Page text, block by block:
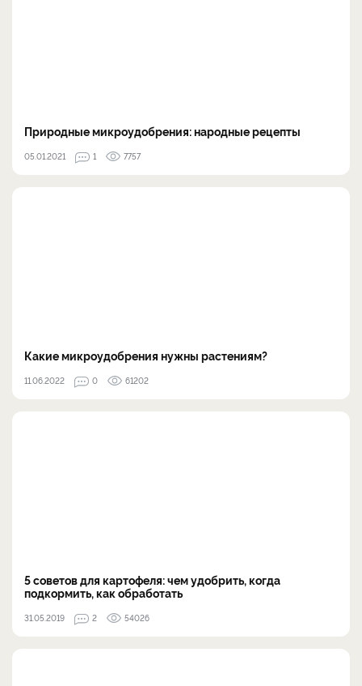
Природные микроудобрения: народные рецепты
05.01.2021 1 7757
Какие микроудобрения нужны растениям?
11.06.2022 0 61202
5 советов для картофеля: чем удобрить, когда
подкормить, как обработать
31.05.2019 2 54026